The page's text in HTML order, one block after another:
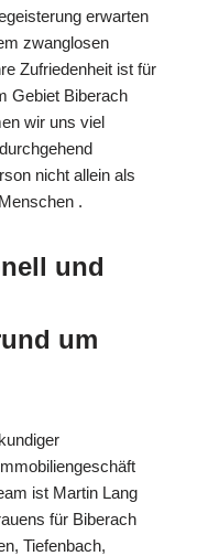
erwarten
zwanglosen
Zufriedenheit ist für
Gebiet Biberach
wir uns viel
nicht allein als
.
und
um
ist Martin Lang
für Biberach
Tiefenbach,